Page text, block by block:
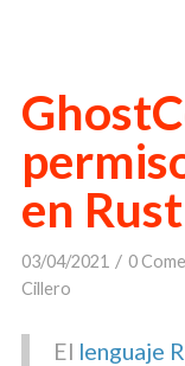
en Rust
03/04/2021 / 0
Cillero
El lenguaje